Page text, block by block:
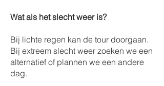
Wat als het slecht weer is?
Bij lichte regen kan de tour doorgaan.
Bij extreem slecht weer zoeken we een
alternatief of plannen we een andere
dag.